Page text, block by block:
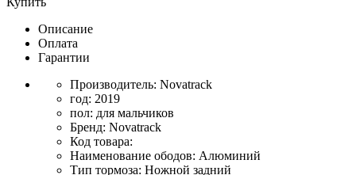
Описание
Оплата
Гарантии
Производитель: Novatrack
год: 2019
пол: для мальчиков
Бренд: Novatrack
Код товара:
Наименование ободов: Алюминий
Тип тормоза: Ножной задний